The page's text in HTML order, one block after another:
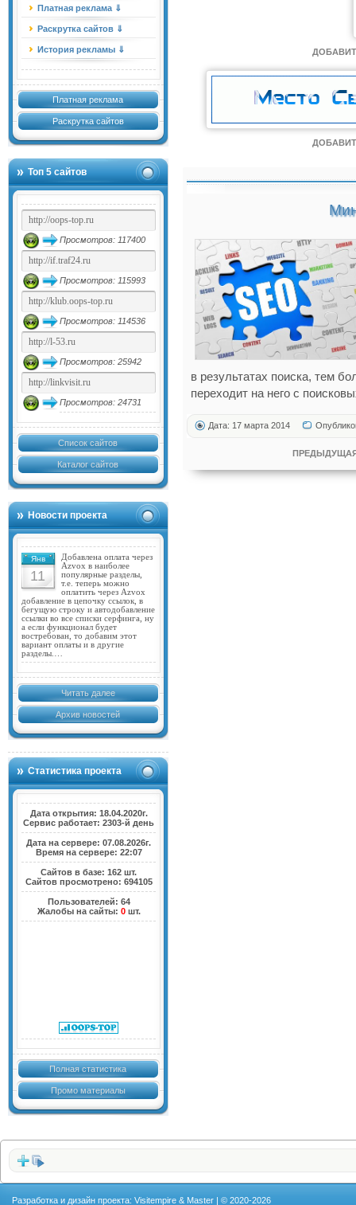
Платная реклама ⇓
Раскрутка сайтов ⇓
История рекламы ⇓
Платная реклама
Раскрутка сайтов
Топ 5 сайтов
Просмотров: 117400
Просмотров: 115993
Просмотров: 114536
Просмотров: 25942
Просмотров: 24731
Список сайтов
Каталог сайтов
Новости проекта
Янв
11
Добавлена оплата через
Azvox в наиболее
популярные разделы,
т.е. теперь можно
оплатить через Azvox
добавление в цепочку ссылок, в
бегущую строку и автодобавление
ссылки во все списки серфинга, ну
а если функционал будет
востребован, то добавим этот
вариант оплаты и в другие
разделы.…
Читать далее
Архив новостей
Статистика проекта
Дата открытия: 18.04.2020г.
Сервис работает: 2303-й день
Дата на сервере: 07.08.2026г.
Время на сервере: 22:07
Сайтов в базе: 162 шт.
Сайтов просмотрено: 694105
Пользователей: 64
Жалобы на сайты: 0шт.
Полная статистика
Промо материалы
в результатах поиска, тем
переходит на него с
Дата: 17 марта 2014
Разработка и дизайн проекта: Visitempire & Master | © 2020-2026